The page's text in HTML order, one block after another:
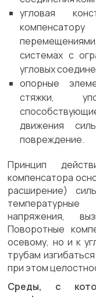
угловая
системах с
угловых
опорные
стяжки,
движения
повреждение.
Принцип
компенсатора
расширение)
напряжения,
Поворотные
осевому, но и к
трубам
при этом
Среды, с